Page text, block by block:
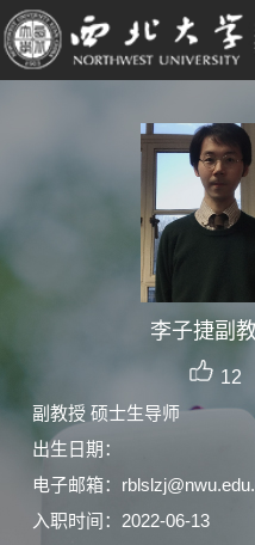
李子捷副
12
副教授 硕士生导师
出生日期：
电子邮箱：
入职时间：2022-06-13